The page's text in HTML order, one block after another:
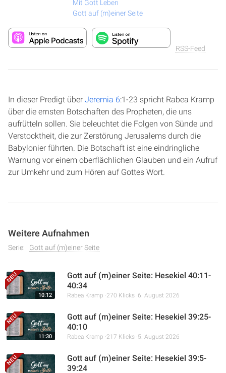
Mit Gott Leben
Gott auf (m)einer Seite
RSS-Feed
In dieser Predigt über Jeremia 6:1-23 spricht Rabea Kramp
über die ernsten Botschaften des Propheten, die uns
aufrütteln sollen. Sie beleuchtet die Folgen von Sünde und
Verstocktheit, die zur Zerstörung Jerusalems durch die
Babylonier führten. Die Botschaft ist eine eindringliche
Warnung vor einem oberflächlichen Glauben und ein Aufruf
zur Umkehr und zum Hören auf Gottes Wort.
Weitere Aufnahmen
Serie: Gott auf (m)einer Seite
10:12
Gott auf (m)einer Seite: Hesekiel 40:11-
40:34
Rabea Kramp 270 Klicks 6. August 2026
11:30
Gott auf (m)einer Seite: Hesekiel 39:25-
40:10
Rabea Kramp 217 Klicks 5. August 2026
Gott auf (m)einer Seite: Hesekiel 39:5-
39:24